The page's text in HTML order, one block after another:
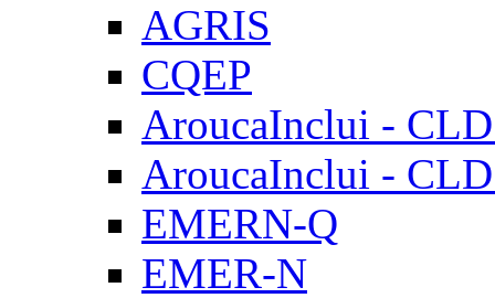
AGRIS
CQEP
AroucaInclui -
AroucaInclui -
EMERN-Q
EMER-N